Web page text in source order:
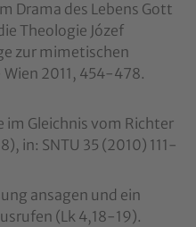
Drama des Lebens Gott
Theologie Józef
zur mimetischen
2011, 454-478.
Gleichnis vom Richter
in: SNTU 35 (2010) 111-
ansagen und ein
(Lk 4,18-19).